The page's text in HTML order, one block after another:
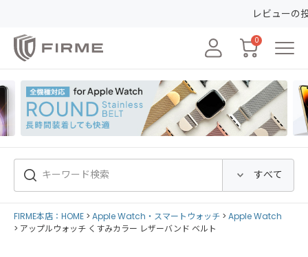
レビューの投稿で50ポイントGET&30日間安心保証！会員
0
FIRME本店：HOME Apple Watch・スマートウォッチ
Apple Watch
アップルウォッチ くすみカラー レザーバンド ベルト